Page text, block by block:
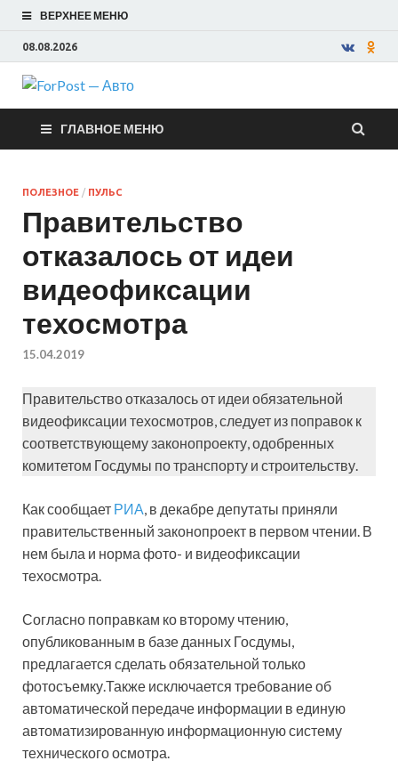
ВЕРХНЕЕ МЕНЮ
08.08.2026
ForPost —
Авто
ГЛАВНОЕ МЕНЮ
ПОЛЕЗНОЕ / ПУЛЬС
Правительство
отказалось от идеи
видеофиксации
техосмотра
15.04.2019
Правительство отказалось от идеи обязательной
видеофиксации техосмотров, следует из поправок к
соответствующему законопроекту, одобренных
комитетом Госдумы по транспорту и строительству.
Как сообщает РИА, в декабре депутаты приняли
правительственный законопроект в первом чтении. В
нем была и норма фото- и видеофиксации
техосмотра.
Согласно поправкам ко второму чтению,
опубликованным в базе данных Госдумы,
предлагается сделать обязательной только
фотосъемку.Также исключается требование об
автоматической передаче информации в единую
автоматизированную информационную систему
технического осмотра.